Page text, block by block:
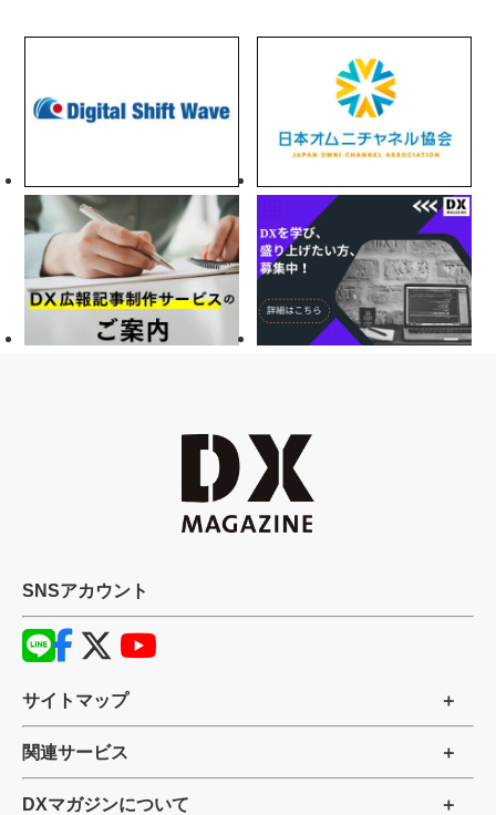
SNSアカウント
サイトマップ
関連サービス
DXマガジンについて